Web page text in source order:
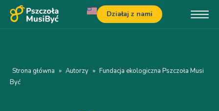
Działaj z nami
Strona główna » Autorzy » Fundacja ekologiczna Pszczoła Musi
Być